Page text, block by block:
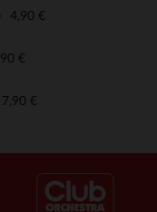
4,90 €
€
7,90 €